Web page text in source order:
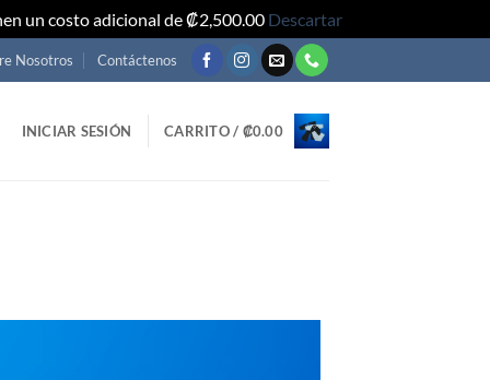
un costo adicional de ₡2,500.00 Descartar
Nosotros Contáctenos
INICIAR SESIÓN CARRITO / ₡0.00